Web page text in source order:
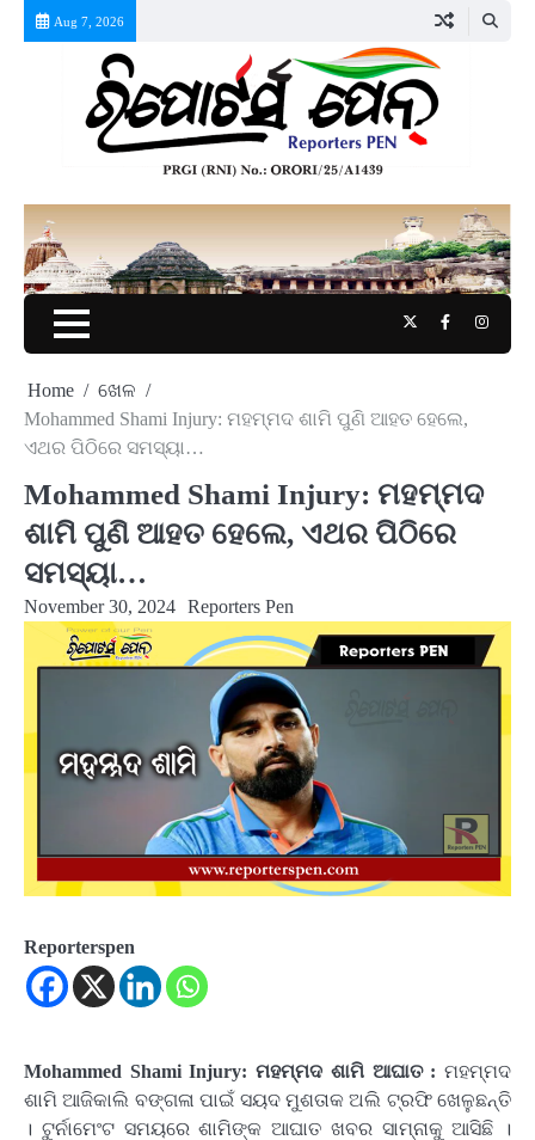
Aug 7, 2026
TwitterFacebook
Home
ଖେଳ
Mohammed Shami Injury: ମହମ୍ମଦ ଶାମି ପୁଣି ଆହତ ହେଲେ,
ଏଥର ପିଠିରେ ସମସ୍ୟା…
Mohammed Shami Injury: ମହମ୍ମଦ
ଶାମି ପୁଣି ଆହତ ହେଲେ, ଏଥର ପିଠିରେ
ସମସ୍ୟା…
November 30, 2024 Reporters Pen
Reporterspen
Mohammed Shami Injury: ମହମ୍ମଦ ଶାମି ଆଘାତ : ମହମ୍ମଦ
ଶାମି ଆଜିକାଲି ବଙ୍ଗଳା ପାଇଁ ସୟଦ ମୁଶତାକ ଅଲି ଟ୍ରଫି ଖେଳୁଛନ୍ତି
। ଟୁର୍ନାମେଂଟ ସମୟରେ ଶାମିଙ୍କ ଆଘାତ ଖବର ସାମ୍ନାକୁ ଆସିଛି ।